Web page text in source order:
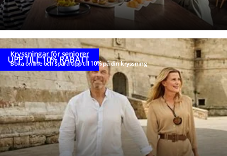
UPP TILL 10% RABATT
Kryssningar för seniorer
Boka online och spara upp till 10% på din kryssning